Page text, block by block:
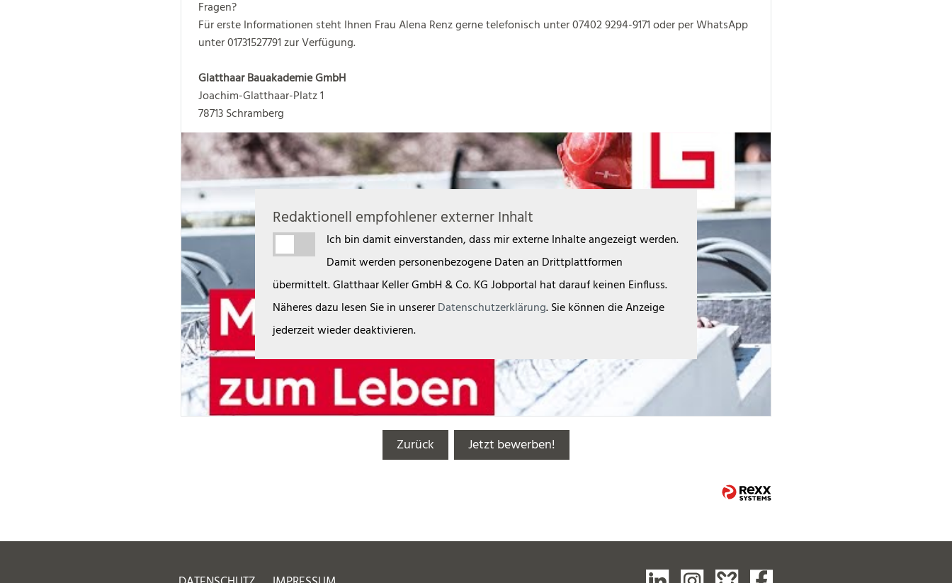
Fragen?
Für erste Informationen steht Ihnen Frau Alena Renz gerne telefonisch unter 07402 9294-9171 oder per WhatsApp
unter 01731527791 zur Verfügung.
Glatthaar Bauakademie GmbH
Joachim-Glatthaar-Platz 1
78713 Schramberg
Redaktionell empfohlener externer Inhalt
Ich bin damit einverstanden, dass mir externe Inhalte angezeigt werden.
Damit werden personenbezogene Daten an Drittplattformen
übermittelt. Glatthaar Keller GmbH & Co. KG Jobportal hat darauf keinen Einfluss.
Näheres dazu lesen Sie in unserer Datenschutzerklärung. Sie können die Anzeige
jederzeit wieder deaktivieren.
Zurück Jetzt bewerben!